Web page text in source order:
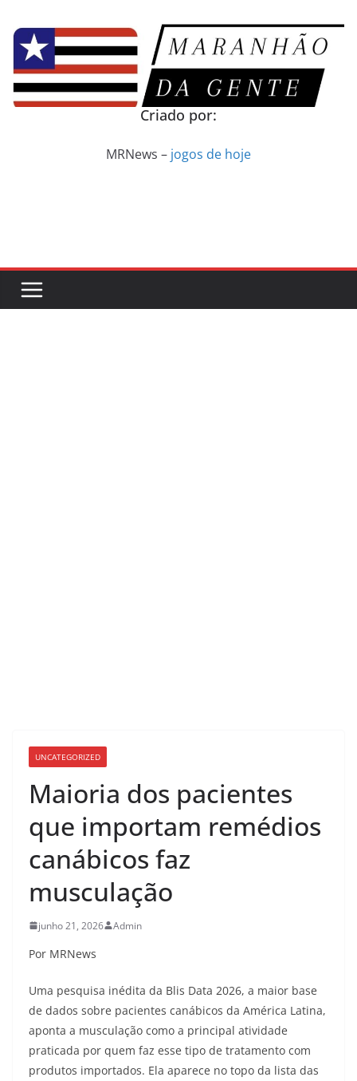
para
conteúdo
Criado por:
MRNews – jogos de hoje
UNCATEGORIZED
Maioria dos pacientes
que importam remédios
canábicos faz
musculação
junho 21, 2026 Admin
Por MRNews
Uma pesquisa inédita da Blis Data 2026, a maior base
de dados sobre pacientes canábicos da América Latina,
aponta a musculação como a principal atividade
praticada por quem faz esse tipo de tratamento com
produtos importados. Ela aparece no topo da lista das